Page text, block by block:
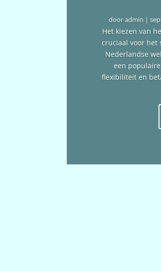
dooradmin |
Het kiezen van
cruciaal voor het
Nederlandse
een
flexibiliteit en